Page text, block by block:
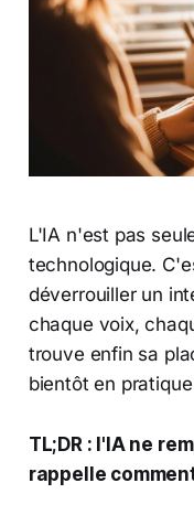
L'IA n'est pas
technologique.
déverrouiller un
chaque voix,
trouve enfin sa
bientôt en
TL;DR : l'IA ne
rappelle